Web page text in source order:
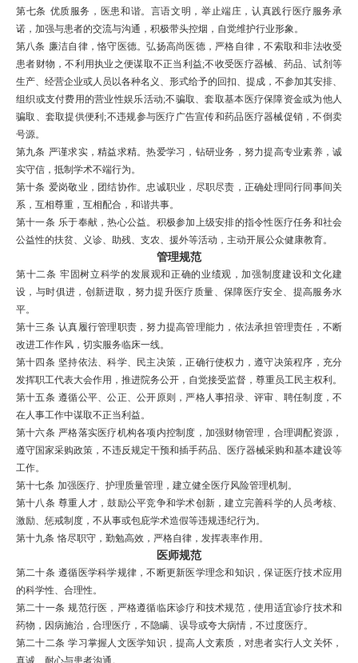
第七条 优质服务，医患和谐。言语文明，举止端庄，认真践行医疗服务承
诺，加强与患者的交流与沟通，积极带头控烟，自觉维护行业形象。
第八条 廉洁自律，恪守医德。弘扬高尚医德，严格自律，不索取和非法收受
患者财物，不利用执业之便谋取不正当利益;不收受医疗器械、药品、试剂等
生产、经营企业或人员以各种名义、形式给予的回扣、提成，不参加其安排、
组织或支付费用的营业性娱乐活动;不骗取、套取基本医疗保障资金或为他人
骗取、套取提供便利 ;不违规参与医疗广告宣传和药品医疗器械促销，不倒卖
号源。
第九条 严谨求实，精益求精。热爱学习，钻研业务，努力提高专业素养，诚
实守信，抵制学术不端行为。
第十条 爱岗敬业，团结协作。忠诚职业，尽职尽责，正确处理同行同事间关
系，互相尊重，互相配合，和谐共事。
第十一条 乐于奉献，热心公益。积极参加上级安排的指令性医疗任务和社会
公益性的扶贫、义诊、助残、支农、援外等活动，主动开展公众健康教育。
管理规范
第十二条 牢固树立科学的发展观和正确的业绩观，加强制度建设和文化建
设，与时俱进，创新进取，努力提升医疗质量、保障 医疗安全、提高服务水
平。
第十三条 认真履行管理职责，努力提高管理能力，依法承担管理责任，不断
改进工作作风，切实服务临床一线。
第十四条 坚持依法、科学、 民主决策 ，正确行使权力，遵守决策程序，充分
发挥职工代表大会作用，推进院务公开，自觉接受监督，尊重员工民主权利。
第十五条 遵循公平、公正、公开原则，严格人事招录、评审、聘任制度，不
在人事工作中谋取不正当利益。
第十六条 严格落实医疗机构各项 内控制度 ，加强财物管理，合理调配资源，
遵守国家采购政策，不违反规定干预和插手药品、医疗器械采购和基本建设等
工作。
第十七条 加强医疗、 护理质量管理 ，建立健全医疗风险管理机制。
第十八条 尊重人才，鼓励公平竞争和学术创新，建立完善科学的人员考核、
激励、惩戒制度，不从事或包庇学术造假等违规违纪行为。
第十九条 恪尽职守，勤勉高效，严格自律，发挥表率作用。
医师规范
第二十条 遵循医学科学规律，不断更新医学理念和知识，保证医疗技术应用
的科学性、合理性。
第二十一条 规范行医，严格遵循临床诊疗和技术规范，使用适宜诊疗技术和
药物，因病施治，合理医疗，不隐瞒、误导或夸大病情，不过度医疗。
第二十二条 学习掌握人文医学知识，提高人文素质，对患者实行人文关怀，
真诚、耐心与患者沟通。